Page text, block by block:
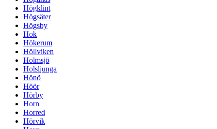
Högklint
Högsäter
Högsby
Hok
Hökerum
Höllviken
Holmsjö
Holsljunga
Hönö
Höör
Hörby
Horn
Horred
Hörvik